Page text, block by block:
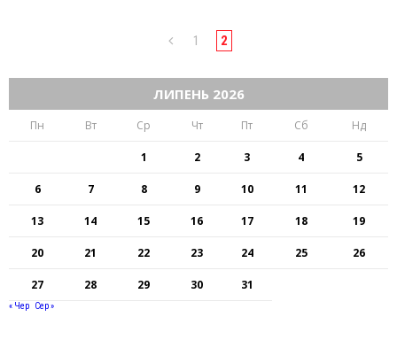
1 2
ЛИПЕНЬ 2026
Пн Вт Ср Чт Пт Сб Нд
1 2 3 4 5
6 7 8 9 10 11 12
13 14 15 16 17 18 19
20 21 22 23 24 25 26
27 28 29 30 31
« Чер Сер »